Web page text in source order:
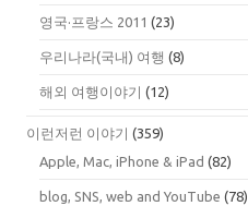
영국·프랑스 2011 (23)
우리나라(국내) 여행 (8)
해외 여행이야기 (12)
이런저런 이야기 (359)
Apple, Mac, iPhone & iPad (82)
blog, SNS, web and YouTube (78)